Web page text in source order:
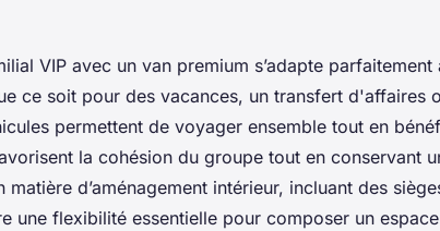
VIP avec un van premium s’adapte
ce soit pour des vacances, un transfert d'affaires
permettent de voyager ensemble tout en
la cohésion du groupe tout en conservant
matière d’aménagement intérieur, incluant des
une flexibilité essentielle pour composer un